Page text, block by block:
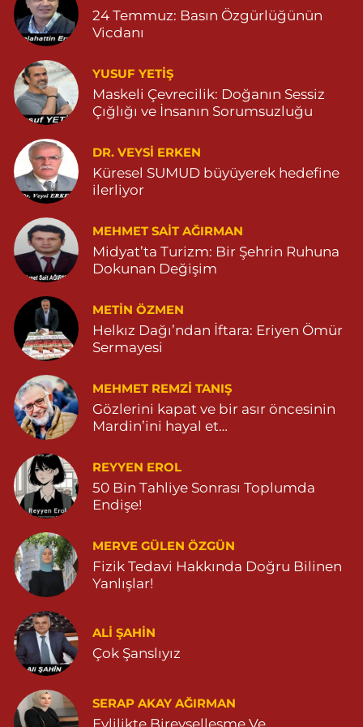
0 (482) 251 30 06 Yol Tarifi Al
Çınarbaş Eczanesi
BAHÇEBAŞI MAHALLESİ HANSEHATUN CADDE NO:120 C
04825911015
0 (482) 591 10 15
Şahin Eczanesi
KAPLAN MAHALLESİ MARDİN CADDESİ NO:25 C 05551514905
Özdemir Eczanesi
YENİ MAHALLE 3086 SOKAK NO:4 3 04825413121
0 (482) 541 31 21
24 Temmuz: Basın Özgürlüğünün
Vicdanı
YUSUF YETİŞ
Maskeli Çevrecilik: Doğanın Sessiz
Çığlığı ve İnsanın Sorumsuzluğu
DR. VEYSI ERKEN
Küresel SUMUD büyüyerek hedefine
ilerliyor
MEHMET SAIT AĞIRMAN
Midyat’ta Turizm: Bir Şehrin Ruhuna
Dokunan Değişim
METIN ÖZMEN
Helkız Dağı’ndan İftara: Eriyen Ömür
Sermayesi
MEHMET REMZI TANIŞ
Gözlerini kapat ve bir asır öncesinin
Mardin’ini hayal et…
REYYEN EROL
50 Bin Tahliye Sonrası Toplumda
Endişe!
MERVE GÜLEN ÖZGÜN
Fizik Tedavi Hakkında Doğru Bilinen
Yanlışlar!
ALI ŞAHİN
Çok Şanslıyız
SERAP AKAY AĞIRMAN
Evlilikte Bireyselleşme Ve